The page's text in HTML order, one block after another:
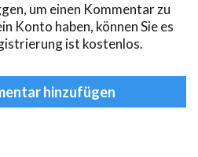
, um einen Kommentar zu
Konto haben, können Sie es
ist kostenlos.
hinzufügen